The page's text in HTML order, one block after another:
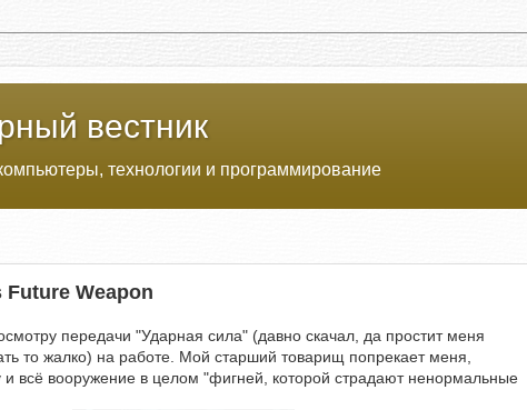
вестник
технологии и программирование
Future Weapon
передачи "Ударная сила" (давно скачал, да простит меня
то жалко) на работе. Мой старший товарищ попрекает меня,
и всё вооружение в целом "фигней, которой страдают ненормальные